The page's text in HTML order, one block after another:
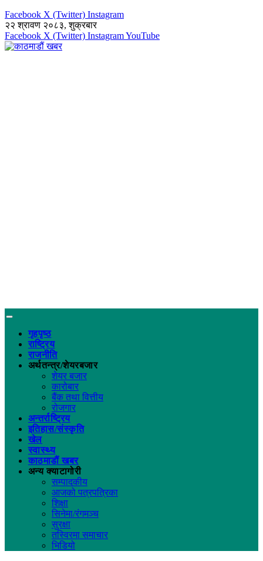
Facebook X (Twitter) Instagram
२२ श्रावण २०८३, शुक्रबार
Facebook X (Twitter) InstagramYouTube
गृहपृष्ठ
राष्ट्रिय
राजनीति
अर्थतन्त्र/शेयरबजार
शेयर बजार
कारोबार
बैंक तथा वित्तीय
रोजगार
अन्तर्राष्ट्रिय
इतिहास/संस्कृति
खेल
स्वास्थ्य
काठमाडौं खबर
अन्य क्याटागोरी
सम्पादकीय
आजको पत्रपत्रिका
शिक्षा
सिनेमा/रंगमञ्च
सुरक्षा
तस्विरमा समाचार
भिडियो